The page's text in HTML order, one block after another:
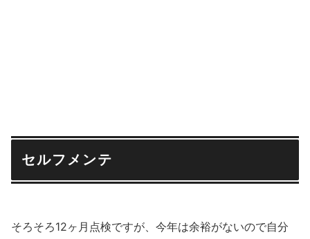
セルフメンテ
そろそろ12ヶ月点検ですが、今年は余裕がないので自分